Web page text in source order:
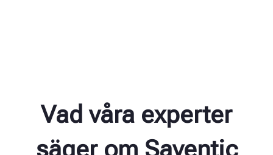
Vad våra experter
säger om Saventic